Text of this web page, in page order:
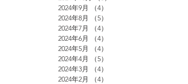
2024年9月
（4）
2024年8月
（5）
2024年7月
（4）
2024年6月
（4）
2024年5月
（4）
2024年4月
（5）
2024年3月
（4）
2024年2月
（4）